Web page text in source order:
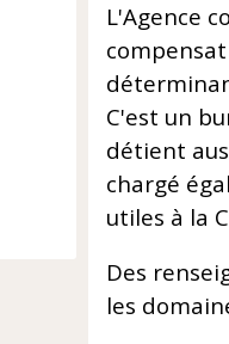
L'Agence
C'est un
détient
chargé
utiles à la
Des
les